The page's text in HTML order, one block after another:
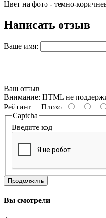
Цвет на фото - темно-
Написать отзыв
Ваше имя:
Ваш отзыв
Внимание: HTML не
Рейтинг Плохо
Captcha
Введите код
Продолжить
Вы смотрели